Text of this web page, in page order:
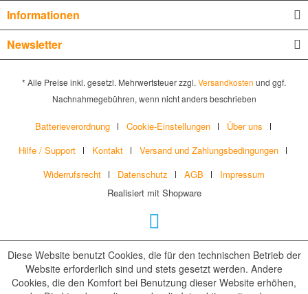
Informationen
Newsletter
* Alle Preise inkl. gesetzl. Mehrwertsteuer zzgl. Versandkosten und ggf.
Nachnahmegebühren, wenn nicht anders beschrieben
Batterieverordnung Cookie-Einstellungen
Über uns
Hilfe / Support
Kontakt
Versand und Zahlungsbedingungen
Widerrufsrecht
Datenschutz AGB
Impressum
Realisiert mit Shopware
Diese Website benutzt Cookies, die für den technischen Betrieb der
Website erforderlich sind und stets gesetzt werden. Andere
Cookies, die den Komfort bei Benutzung dieser Website erhöhen,